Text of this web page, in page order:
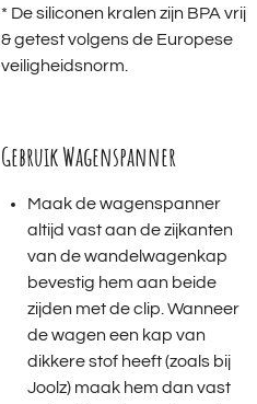
* De siliconen kralen zijn BPA vrij
& getest volgens de Europese
veiligheidsnorm.
Gebruik Wagenspanner
Maak de wagenspanner
altijd vast aan de zijkanten
van de wandelwagenkap
bevestig hem aan beide
zijden met de clip. Wanneer
de wagen een kap van
dikkere stof heeft (zoals bij
Joolz) maak hem dan vast